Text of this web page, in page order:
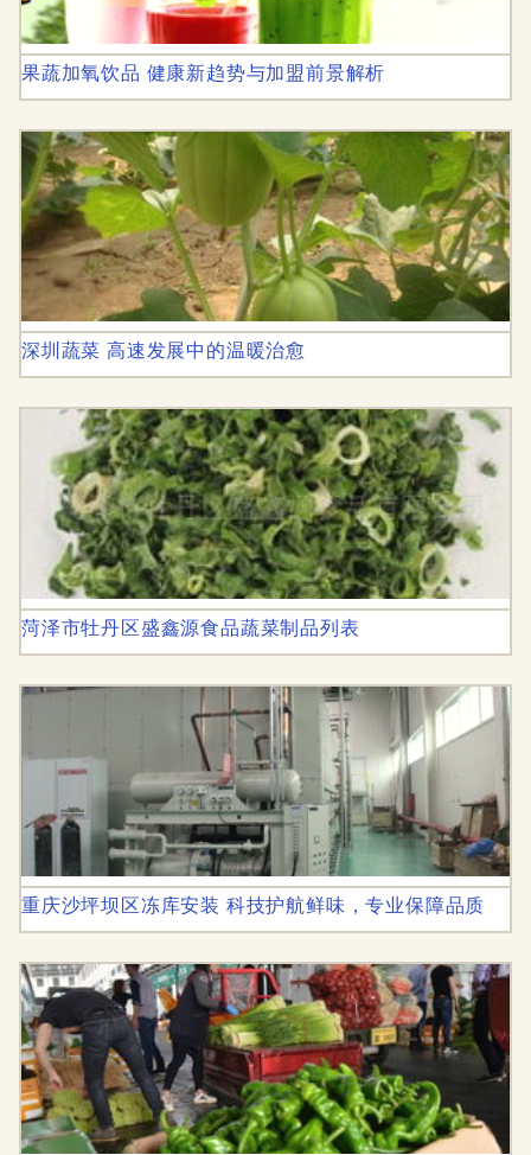
果蔬加氧饮品 健康新趋势与加盟前景解析
深圳蔬菜 高速发展中的温暖治愈
菏泽市牡丹区盛鑫源食品蔬菜制品列表
重庆沙坪坝区冻库安装 科技护航鲜味，专业保障品质